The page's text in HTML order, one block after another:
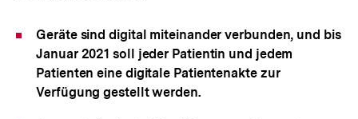
Geräte sind digital miteinander verbunden, und bis
Januar 2021 soll jeder Patientin und jedem
Patienten eine digitale Patientenakte zur
Verfügung gestellt werden.